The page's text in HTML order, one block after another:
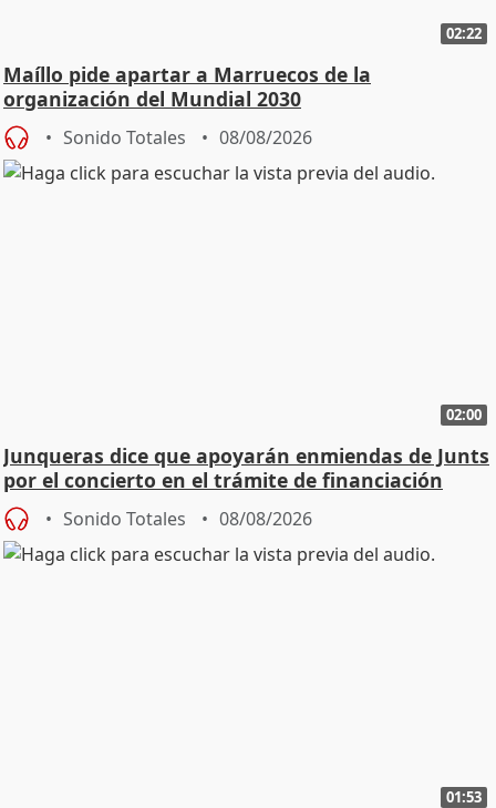
02:22
Maíllo pide apartar a Marruecos de la
organización del Mundial 2030
Sonido Totales 08/08/2026
02:00
Junqueras dice que apoyarán enmiendas de Junts
por el concierto en el trámite de financiación
Sonido Totales 08/08/2026
01:53